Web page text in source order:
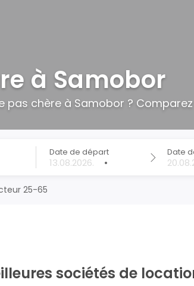
à Samobor
chère à Samobor ?
Date de départ
•
Date
25-65
sociétés de